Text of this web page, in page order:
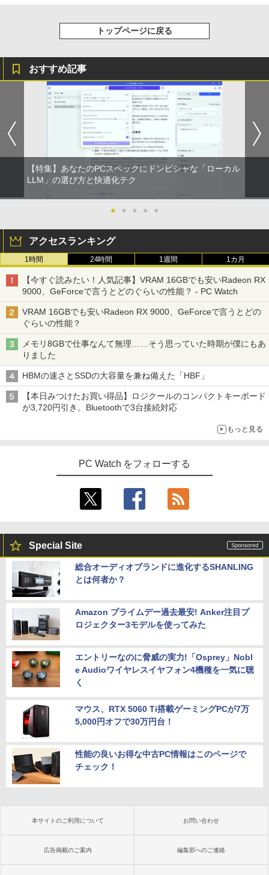
トップページに戻る
おすすめ記事
【特集】あなたのPCスペックにドンピシャな「ローカル
LLM」の選び方と快適化テク
● ● ● ● ●
アクセスランキング
1時間 24時間 1週間 1カ月
【今すぐ読みたい！人気記事】VRAM 16GBでも安いRadeon RX
9000、GeForceで言うとどのぐらいの性能？ - PC Watch
VRAM 16GBでも安いRadeon RX 9000、GeForceで言うとどの
ぐらいの性能？
メモリ8GBで仕事なんて無理……そう思っていた時期が僕にもあ
りました
HBMの速さとSSDの大容量を兼ね備えた「HBF」
【本日みつけたお買い得品】ロジクールのコンパクトキーボード
が3,720円引き。Bluetoothで3台接続対応
もっと見る
PC Watch をフォローする
Special Site
総合オーディオブランドに進化するSHANLING
とは何者か？
Amazon プライムデー過去最安! Anker注目プ
ロジェクター3モデルを使ってみた
エントリーなのに脅威の実力!「Osprey」Nobl
e Audioワイヤレスイヤフォン4機種を一気に聴
く
マウス、RTX 5060 Ti搭載ゲーミングPCが7万
5,000円オフで30万円台！
性能の良いお得な中古PC情報はこのページで
チェック！
本サイトのご利用について お問い合わせ
広告掲載のご案内 編集部へのご連絡